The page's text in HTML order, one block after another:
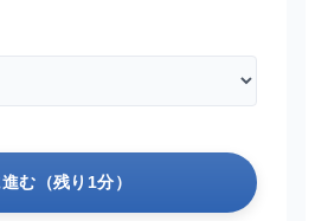
む（残り1分）